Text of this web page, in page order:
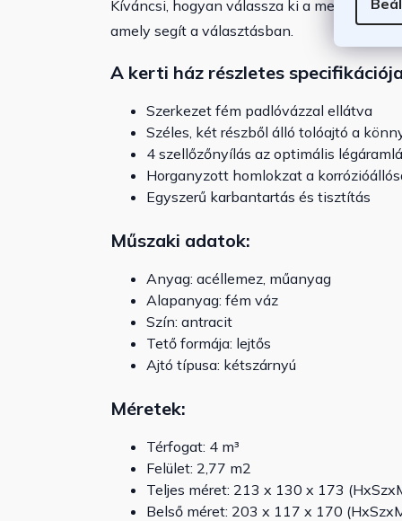
Kíváncsi, hogyan válassza ki a megfelelő
amely segít a választásban.
A kerti ház részletes
Szerkezet fém padlóvázzal ellátva
Széles, két részből álló tolóajtó a
4 szellőzőnyílás az optimális
Horganyzott homlokzat a
Egyszerű karbantartás és tisztítás
Műszaki adatok:
Anyag: acéllemez, műanyag
Alapanyag: fém váz
Szín: antracit
Tető formája: lejtős
Ajtó típusa: kétszárnyú
Méretek:
Térfogat: 4 m³
Felület: 2,77 m2
Teljes méret: 213 x 130 x 173
Belső méret: 203 x 117 x 170